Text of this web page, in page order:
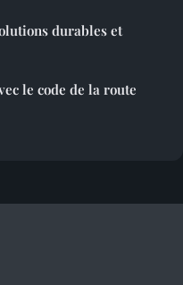
durables et
le code de la route